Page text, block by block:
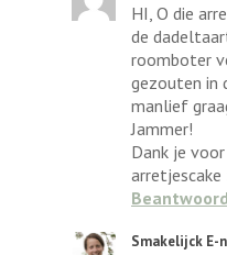
HI, O die
de
roomboter
gezouten in
manlief
Jammer!
Dank je
arretjescake
Smakelijck E-